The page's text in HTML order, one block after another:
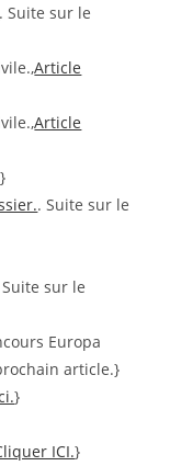
. Suite sur le
Article
Article
}
. Suite sur le
Suite sur le
Europa
article.}
}
ICI.}